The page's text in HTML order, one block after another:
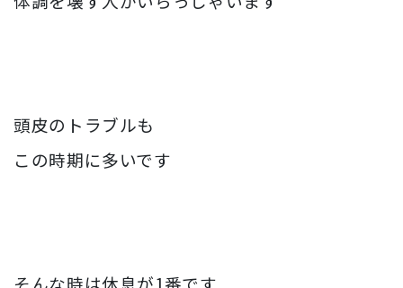
頭皮のトラブルも
この時期に多いです